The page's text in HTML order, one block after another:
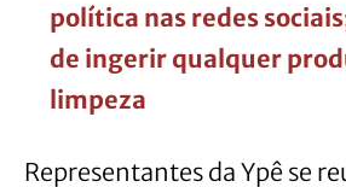
política nas redes
de ingerir qualquer
limpeza
Representantes da Ypê se